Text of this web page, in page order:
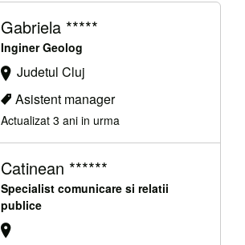
Gabriela *****
Inginer Geolog
Judetul Cluj
Asistent manager
Actualizat 3 ani in urma
Catinean ******
Specialist comunicare si relatii
publice